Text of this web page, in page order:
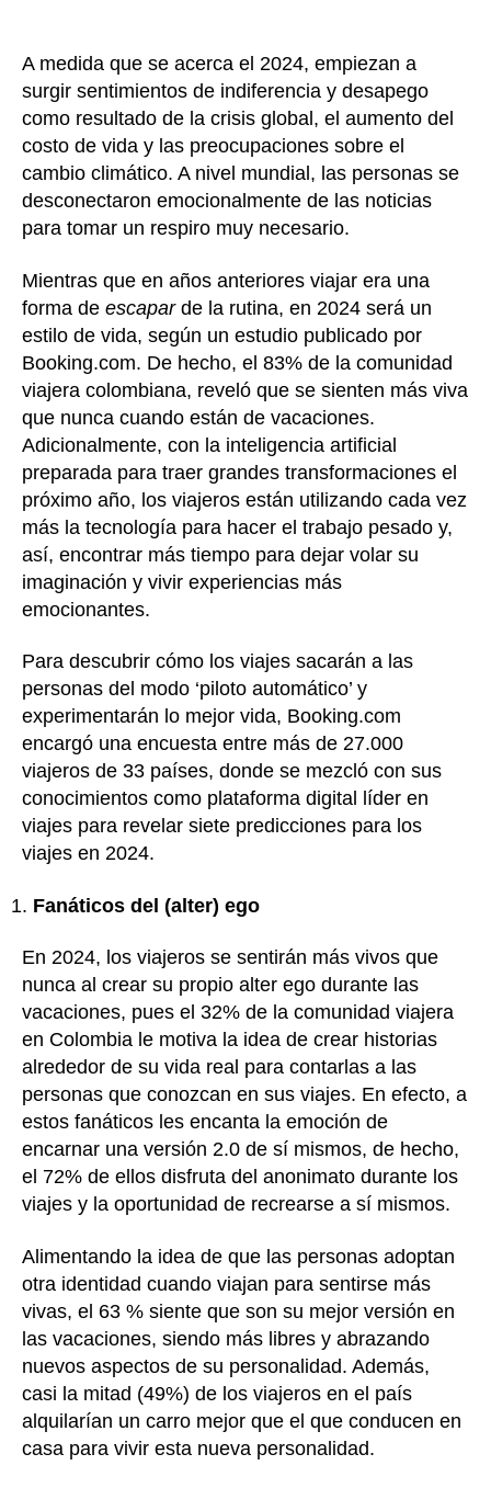
A medida que se acerca el 2024, empiezan a
surgir sentimientos de indiferencia y desapego
como resultado de la crisis global, el aumento del
costo de vida y las preocupaciones sobre el
cambio climático. A nivel mundial, las personas se
desconectaron emocionalmente de las noticias
para tomar un respiro muy necesario.
Mientras que en años anteriores viajar era una
forma de escaparde la rutina, en 2024 será un
estilo de vida, según un estudio publicado por
Booking.com. De hecho, el 83% de la comunidad
viajera colombiana, reveló que se sienten más viva
que nunca cuando están de vacaciones.
Adicionalmente, con la inteligencia artificial
preparada para traer grandes transformaciones el
próximo año, los viajeros están utilizando cada vez
más la tecnología para hacer el trabajo pesado y,
así, encontrar más tiempo para dejar volar su
imaginación y vivir experiencias más
emocionantes.
Para descubrir cómo los viajes sacarán a las
personas del modo ‘piloto automático’ y
experimentarán lo mejor vida, Booking.com
encargó una encuesta entre más de 27.000
viajeros de 33 países, donde se mezcló con sus
conocimientos como plataforma digital líder en
viajes para revelar siete predicciones para los
viajes en 2024.
Fanáticos del (alter) ego
En 2024, los viajeros se sentirán más vivos que
nunca al crear su propio alter ego durante las
vacaciones, pues el 32% de la comunidad viajera
en Colombia le motiva la idea de crear historias
alrededor de su vida real para contarlas a las
personas que conozcan en sus viajes. En efecto, a
estos fanáticos les encanta la emoción de
encarnar una versión 2.0 de sí mismos, de hecho,
el 72% de ellos disfruta del anonimato durante los
viajes y la oportunidad de recrearse a sí mismos.
Alimentando la idea de que las personas adoptan
otra identidad cuando viajan para sentirse más
vivas, el 63 % siente que son su mejor versión en
las vacaciones, siendo más libres y abrazando
nuevos aspectos de su personalidad. Además,
casi la mitad (49%) de los viajeros en el país
alquilarían un carro mejor que el que conducen en
casa para vivir esta nueva personalidad.